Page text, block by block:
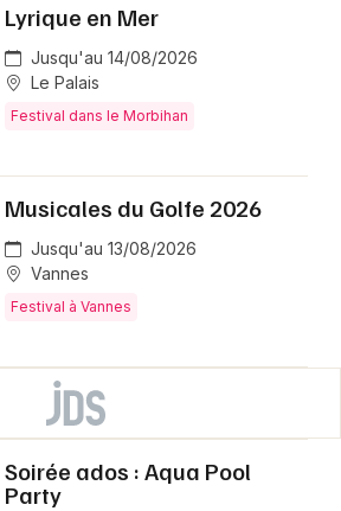
Lyrique en Mer
Jusqu'au 14/08/2026
Le Palais
Festival dans le Morbihan
Musicales du Golfe 2026
Jusqu'au 13/08/2026
Vannes
Festival à Vannes
Soirée ados : Aqua Pool
Party